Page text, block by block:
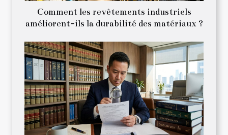
Comment les revêtements industriels
améliorent-ils la durabilité des matériaux ?